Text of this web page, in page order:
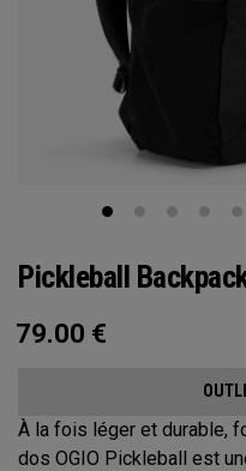
Pickleball
79.00 €
À la fois léger et durable,
dos OGIO Pickleball est